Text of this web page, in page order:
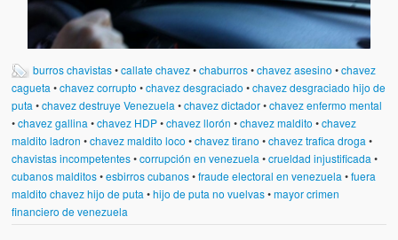
burros chavistas•callate chavez•chaburros•chavez asesino •chavez
cagueta •chavez corrupto •chavez desgraciado •chavez desgraciado hijo de
puta •chavez destruye Venezuela •chavez dictador•chavez enfermo mental
•chavez gallina •chavez HDP•chavez llorón •chavez maldito •chavez
maldito ladron •chavez maldito loco •chavez tirano •chavez trafica droga •
chavistas incompetentes•corrupción en venezuela •crueldad injustificada •
cubanos malditos•esbirros cubanos•fraude electoral en venezuela •fuera
maldito chavez hijo de puta •hijo de puta no vuelvas•mayor crimen
financiero de venezuela